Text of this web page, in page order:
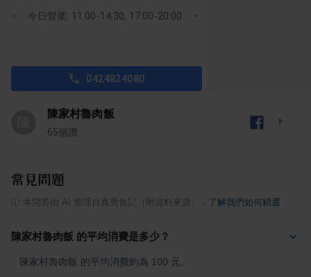
今日營業: 11:00-14:30, 17:00-20:00
0424824080
陳家村魯肉飯
65個讚
常見問題
本問答由 AI 整理自真實食記（附資料來源） 了解我們如何精選
陳家村魯肉飯 的平均消費是多少？
陳家村魯肉飯 的平均消費約為 100 元。